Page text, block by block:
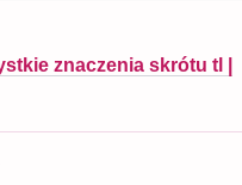
znaczenia skrótu tl |